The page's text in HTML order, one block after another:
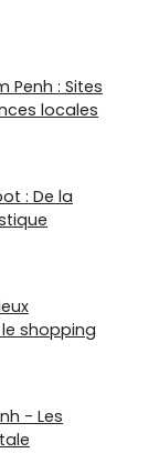
Penh : Sites
locales
: De la
shopping
- Les